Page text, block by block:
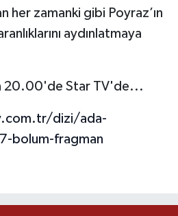
her zamanki gibi Poyraz’ın
aydınlatmaya
20.00'de Star TV'de...
dizi/ada-
bolum-fragman